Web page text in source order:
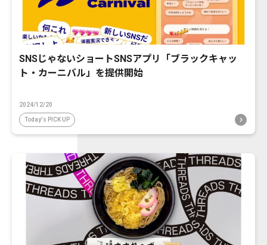
SNSじゃないショートSNSアプリ「ブラックキャッ
ト・カーニバル」を提供開始
2024/12/20
Today's PICK UP